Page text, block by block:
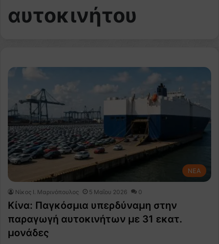
αυτοκινήτου
NEA
Nίκος Ι. Mαρινόπουλος 5 Μαΐου 2026 0
Κίνα: Παγκόσμια υπερδύναμη στην
παραγωγή αυτοκινήτων με 31 εκατ.
μονάδες